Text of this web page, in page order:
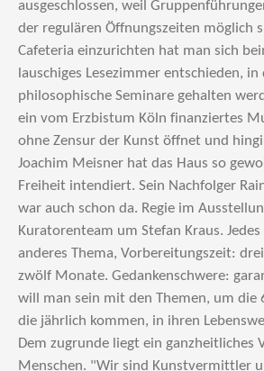
ausgeschlossen, weil
der regulären Öffnungszeiten möglich
Cafeteria einzurichten hat man sich
lauschiges Lesezimmer entschieden,
philosophische Seminare gehalten
ein vom Erzbistum Köln finanziertes
ohne Zensur der Kunst öffnet und
Joachim Meisner hat das Haus so
Freiheit intendiert. Sein Nachfolger
war auch schon da. Regie im
Kuratorenteam um Stefan Kraus.
anderes Thema, Vorbereitungszeit:
zwölf Monate. Gedankenschwere:
will man sein mit den Themen, um die
die jährlich kommen, in ihren
Dem zugrunde liegt ein ganzheitliches
Menschen. "Wir sind Kunstvermittler